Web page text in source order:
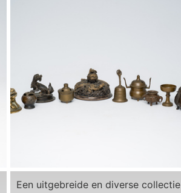
Een uitgebreide en diverse collectie